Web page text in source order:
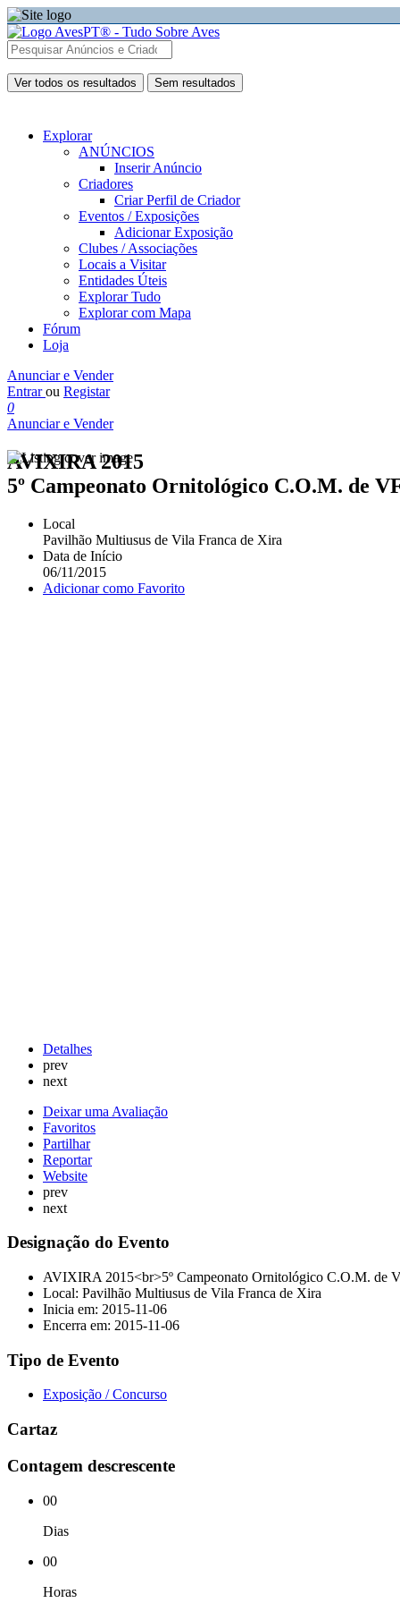
Ver todos os resultados Sem resultados
Explorar
ANÚNCIOS
Inserir Anúncio
Criadores
Criar Perfil de Criador
Eventos / Exposições
Adicionar Exposição
Clubes / Associações
Locais a Visitar
Entidades Úteis
Explorar Tudo
Explorar com Mapa
Fórum
Loja
Anunciar e Vender
Entrarou Registar
0
Anunciar e Vender
AVIXIRA 2015
5º Campeonato Ornitológico C.O.M. de
Local
Pavilhão Multiusus de Vila Franca de Xira
Data de Início
06/11/2015
Adicionar como Favorito
Detalhes
prev
next
Deixar uma Avaliação
Favoritos
Partilhar
Reportar
Website
prev
next
Designação do Evento
AVIXIRA 2015<br>5º Campeonato Ornitológico C.O.M. de
Local: Pavilhão Multiusus de Vila Franca de Xira
Inicia em: 2015-11-06
Encerra em: 2015-11-06
Tipo de Evento
Exposição / Concurso
Cartaz
Contagem descrescente
00
Dias
00
Horas